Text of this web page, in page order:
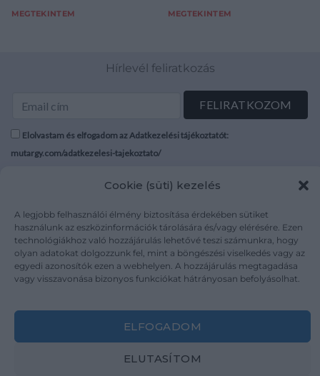
Cookie (süti) kezelés
A legjobb felhasználói élmény biztosítása érdekében sütiket
használunk az eszközinformációk tárolására és/vagy elérésére. Ezen
technológiákhoz való hozzájárulás lehetővé teszi számunkra, hogy
olyan adatokat dolgozzunk fel, mint a böngészési viselkedés vagy az
egyedi azonosítók ezen a webhelyen. A hozzájárulás megtagadása
vagy visszavonása bizonyos funkciókat hátrányosan befolyásolhat.
ELFOGADOM
ELUTASÍTOM
MEGTEKINTEM MEGTEKINTEM
Hírlevél feliratkozás
Elolvastam és elfogadom az Adatkezelési tájékoztatót:
mutargy.com/adatkezelesi-tajekoztato/
Karrier
Kapcsolat
Áraink
Adatvédelem
Impresszum